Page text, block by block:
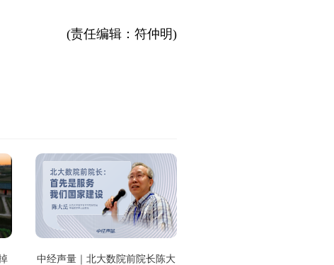
(责任编辑：符仲明)
中经声量｜北大数院前院长陈大